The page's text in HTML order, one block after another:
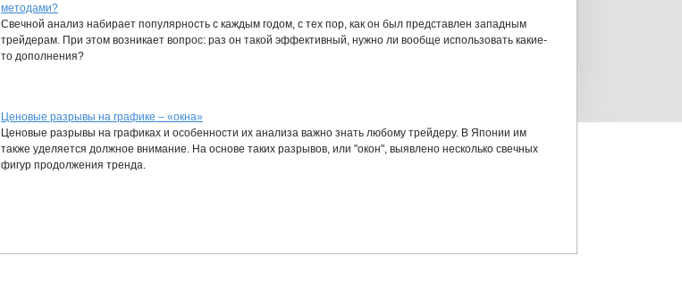
методами?
Свечной анализ набирает популярность с каждым годом, с тех пор, как он был представлен западным
трейдерам. При этом возникает вопрос: раз он такой эффективный, нужно ли вообще использовать какие-
то дополнения?
Ценовые разрывы на графике – «окна»
Ценовые разрывы на графиках и особенности их анализа важно знать любому трейдеру. В Японии им
также уделяется должное внимание. На основе таких разрывов, или "окон", выявлено несколько свечных
фигур продолжения тренда.